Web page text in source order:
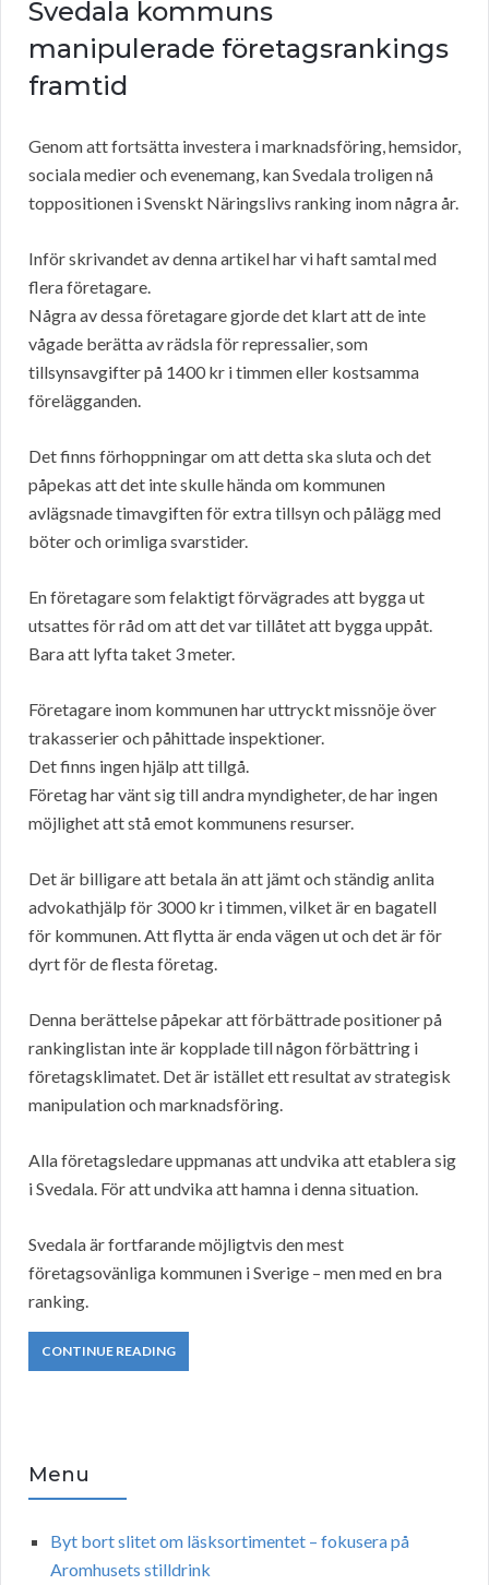
Svedala kommuns
manipulerade företagsrankings
framtid
Genom att fortsätta investera i marknadsföring, hemsidor,
sociala medier och evenemang, kan Svedala troligen nå
toppositionen i Svenskt Näringslivs ranking inom några år.
Inför skrivandet av denna artikel har vi haft samtal med
flera företagare.
Några av dessa företagare gjorde det klart att de inte
vågade berätta av rädsla för repressalier, som
tillsynsavgifter på 1400 kr i timmen eller kostsamma
förelägganden.
Det finns förhoppningar om att detta ska sluta och det
påpekas att det inte skulle hända om kommunen
avlägsnade timavgiften för extra tillsyn och pålägg med
böter och orimliga svarstider.
En företagare som felaktigt förvägrades att bygga ut
utsattes för råd om att det var tillåtet att bygga uppåt.
Bara att lyfta taket 3 meter.
Företagare inom kommunen har uttryckt missnöje över
trakasserier och påhittade inspektioner.
Det finns ingen hjälp att tillgå.
Företag har vänt sig till andra myndigheter, de har ingen
möjlighet att stå emot kommunens resurser.
Det är billigare att betala än att jämt och ständig anlita
advokathjälp för 3000 kr i timmen, vilket är en bagatell
för kommunen. Att flytta är enda vägen ut och det är för
dyrt för de flesta företag.
Denna berättelse påpekar att förbättrade positioner på
rankinglistan inte är kopplade till någon förbättring i
företagsklimatet. Det är istället ett resultat av strategisk
manipulation och marknadsföring.
Alla företagsledare uppmanas att undvika att etablera sig
i Svedala. För att undvika att hamna i denna situation.
Svedala är fortfarande möjligtvis den mest
företagsovänliga kommunen i Sverige – men med en bra
ranking.
CONTINUE READING
Menu
Byt bort slitet om läsksortimentet – fokusera på
Aromhusets stilldrink